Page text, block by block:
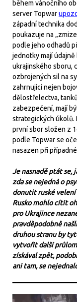
během vánočního
server Topwar
západní technika
poukazuje na
podle jeho odhadů
jednotky mají
ukrajinského sboru,
ozbrojených sil na
zahrnující nejen
dělostřelectva,
zabezpečení, mají
strategických úkolů.
první sbor složen z
podle Topwar se
nasazen při
Je nasnadě ptát se,
zda se nejedná o
donutit ruské velení
Rusko mohlo cítit
pro Ukrajince
pravděpodobně
druhou stranu by
vytvořit další
získával zpět,
ani tam, se